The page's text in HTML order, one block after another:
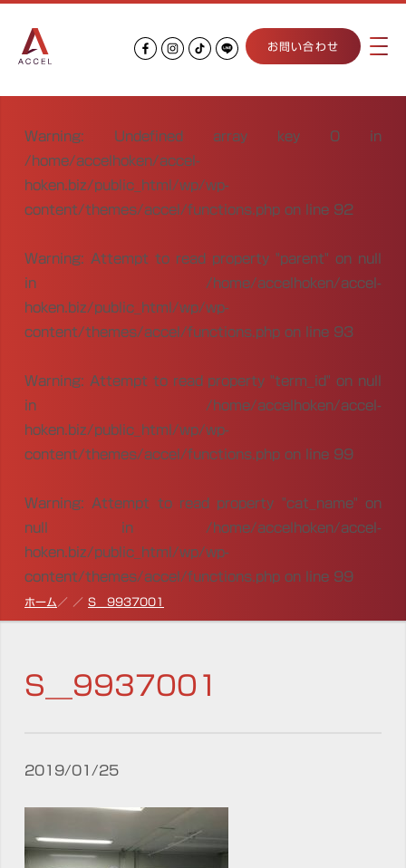
お問い合わせ
Warning: Undefined array key 0 in
/home/accelhoken/accel-
hoken.biz/public_html/wp/wp-
content/themes/accel/functions.php on line 92
Warning: Attempt to read property "parent" on null
in /home/accelhoken/accel-
hoken.biz/public_html/wp/wp-
content/themes/accel/functions.php on line 93
Warning: Attempt to read property "term_id" on null
in /home/accelhoken/accel-
hoken.biz/public_html/wp/wp-
content/themes/accel/functions.php on line 99
Warning: Attempt to read property "cat_name" on
null in /home/accelhoken/accel-
hoken.biz/public_html/wp/wp-
content/themes/accel/functions.php on line 99
ホーム S__9937001
S__9937001
2019/01/25